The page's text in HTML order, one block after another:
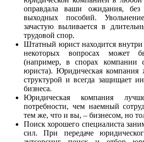
оправдала ваши ожидания,
выходных пособий.
зачастую выливается в
трудовой спор.
Штатный юрист находится
некоторых вопросах может
(например, в спорах компании
юриста). Юридическая компания
структурой и всегда защищает
бизнеса.
Юридическая компания
потребности, чем наемный
тем же, что и вы, – бизнесом, но
Поиск хорошего специалиста
сил. При передаче